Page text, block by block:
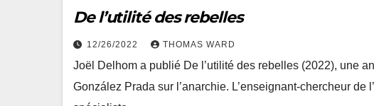
De l’utilité des rebelles
12/26/2022 THOMAS WARD
Joël Delhom a publié De l’utilité des rebelles (2022), une
González Prada sur l’anarchie. L’enseignant-chercheur de